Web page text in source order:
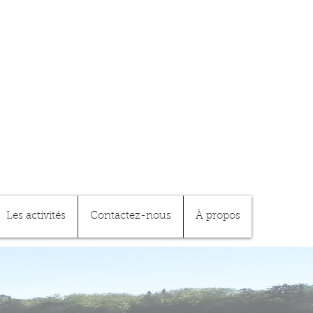
Les activités Contactez-nous À propos